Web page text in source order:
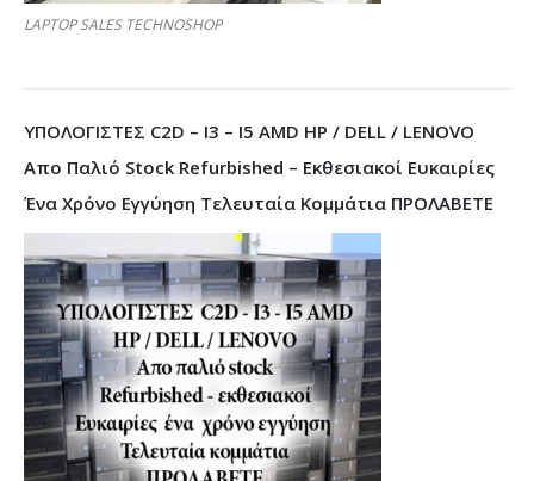
LAPTOP SALES TECHNOSHOP
ΥΠΟΛΟΓΙΣΤΕΣ C2D – I3 – I5 AMD HP / DELL / LENOVO
Απο Παλιό Stock Refurbished – Εκθεσιακοί Ευκαιρίες
Ένα Χρόνο Εγγύηση Τελευταία Κομμάτια ΠΡΟΛΑΒΕΤΕ